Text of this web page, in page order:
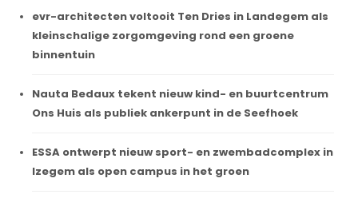
evr-architecten voltooit Ten Dries in Landegem als
kleinschalige zorgomgeving rond een groene
binnentuin
Nauta Bedaux tekent nieuw kind- en buurtcentrum
Ons Huis als publiek ankerpunt in de Seefhoek
ESSA ontwerpt nieuw sport- en zwembadcomplex in
Izegem als open campus in het groen